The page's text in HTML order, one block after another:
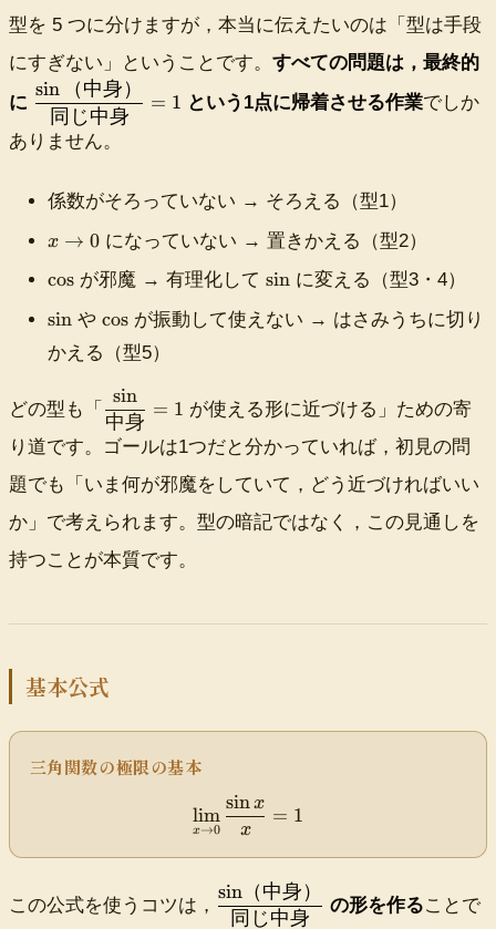
n
x
}
{
1
t
o
1
型を 5 つに分けますが，本当に伝えたいのは「型は手段
にすぎない」ということです。 すべての問題は，最終的
に \
ra
in
（
身
}
じ
中
身
=
同じ中身
sin （中身）
= 1 という1点に帰着させる作業でしか
ありません。
係数がそろっていない → そろえる（型1）
x
t
0
x → 0 になっていない → 置きかえる（型2）
\
o
s
cos が邪魔 → 有理化して\
i
sin に変える（型3・4）
\
i
sin や\
cos が振動して使えない → はさみうちに切り
かえる（型5）
どの型も「
df
ra
\s
in
}
{
}
1
中身
sin
= 1 が使える形に近づける」ための寄
り道です。ゴールは1つだと分かっていれば，初見の問
題でも「いま何が邪魔をしていて，どう近づければいい
か」で考えられます。型の暗記ではなく，この見通しを
持つことが本質です。
基本公式
三角関数の極限の基本
\
di
s
a
x→0
lim
x
sinx
= 1
この公式を使うコツは， \
同じ中身
sin （中身）
の形を作ることで